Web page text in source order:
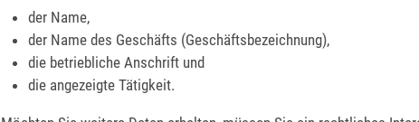
der Name,
der Name des Geschäfts (Geschäftsbezeichnung),
die betriebliche Anschrift und
die angezeigte Tätigkeit.